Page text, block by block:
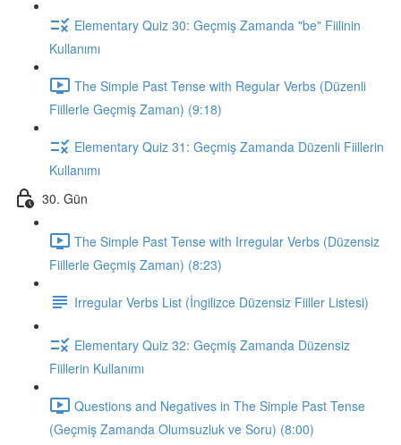
Elementary Quiz 30: Geçmiş Zamanda "be" Fiilinin
Kullanımı
The Simple Past Tense with Regular Verbs (Düzenli
Fiillerle Geçmiş Zaman) (9:18)
Elementary Quiz 31: Geçmiş Zamanda Düzenli Fiillerin
Kullanımı
30. Gün
The Simple Past Tense with Irregular Verbs (Düzensiz
Fiillerle Geçmiş Zaman) (8:23)
Irregular Verbs List (İngilizce Düzensiz Fiiller Listesi)
Elementary Quiz 32: Geçmiş Zamanda Düzensiz
Fiillerin Kullanımı
Questions and Negatives in The Simple Past Tense
(Geçmiş Zamanda Olumsuzluk ve Soru) (8:00)